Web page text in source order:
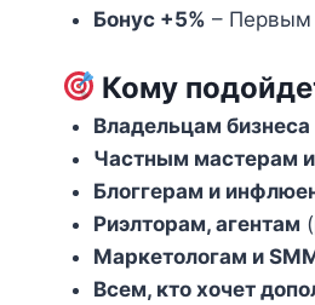
Бонус +5% – Первым
Кому
Владельцам бизнеса
Частным мастерам
Блоггерам и
Риэлторам, агентам
Маркетологам и
Всем, кто хочет